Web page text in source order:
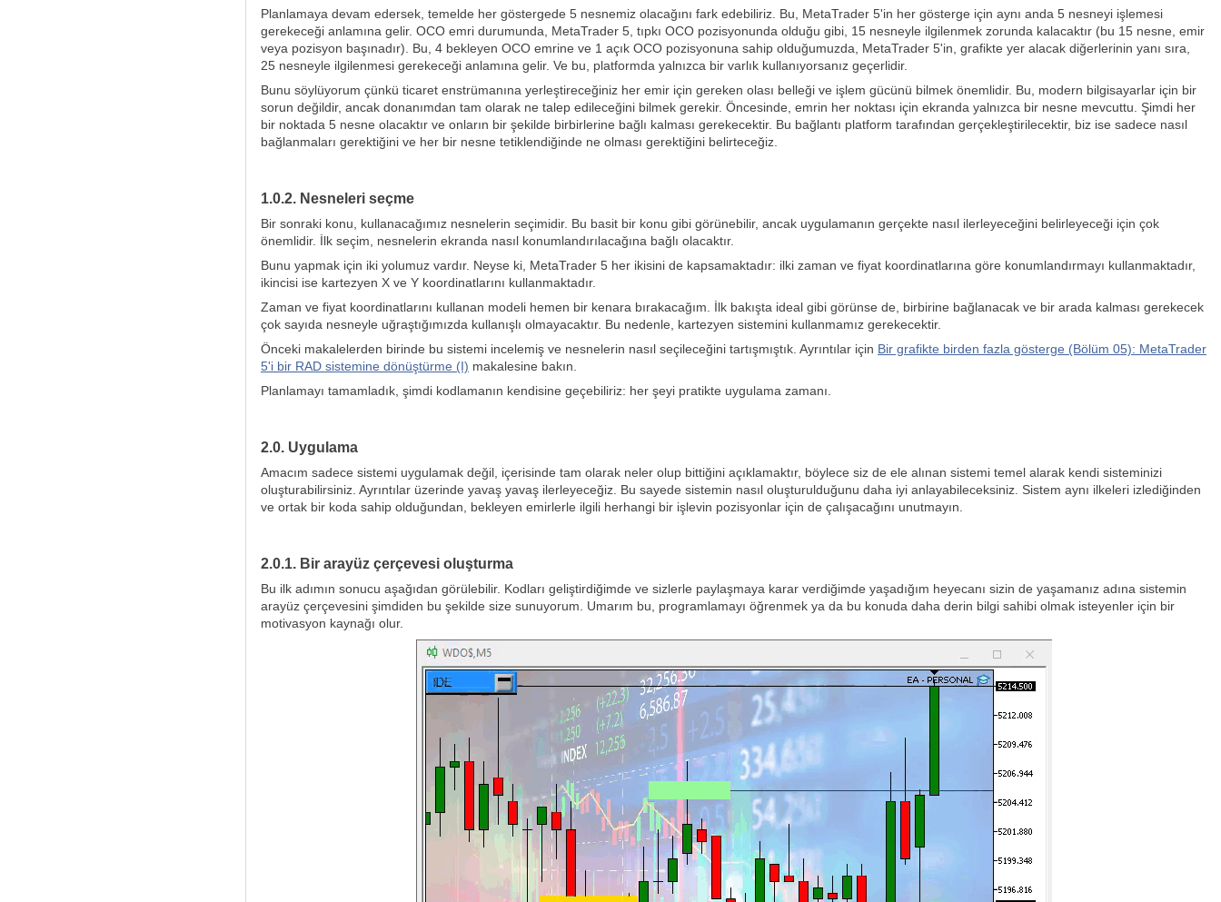
Planlamaya devam edersek, temelde her göstergede 5 nesnemiz olacağını fark edebiliriz. Bu, MetaTrader 5'in her gösterge için aynı anda 5 nesneyi işlemesi
gerekeceği anlamına gelir. OCO emri durumunda, MetaTrader 5, tıpkı OCO pozisyonunda olduğu gibi, 15 nesneyle ilgilenmek zorunda kalacaktır (bu 15 nesne, emir
veya pozisyon başınadır). Bu, 4 bekleyen OCO emrine ve 1 açık OCO pozisyonuna sahip olduğumuzda, MetaTrader 5'in, grafikte yer alacak diğerlerinin yanı sıra,
25 nesneyle ilgilenmesi gerekeceği anlamına gelir. Ve bu, platformda yalnızca bir varlık kullanıyorsanız geçerlidir.
Bunu söylüyorum çünkü ticaret enstrümanına yerleştireceğiniz her emir için gereken olası belleği ve işlem gücünü bilmek önemlidir. Bu, modern bilgisayarlar için bir
sorun değildir, ancak donanımdan tam olarak ne talep edileceğini bilmek gerekir. Öncesinde, emrin her noktası için ekranda yalnızca bir nesne mevcuttu. Şimdi her
bir noktada 5 nesne olacaktır ve onların bir şekilde birbirlerine bağlı kalması gerekecektir. Bu bağlantı platform tarafından gerçekleştirilecektir, biz ise sadece nasıl
bağlanmaları gerektiğini ve her bir nesne tetiklendiğinde ne olması gerektiğini belirteceğiz.
1.0.2. Nesneleri seçme
Bir sonraki konu, kullanacağımız nesnelerin seçimidir. Bu basit bir konu gibi görünebilir, ancak uygulamanın gerçekte nasıl ilerleyeceğini belirleyeceği için çok
önemlidir. İlk seçim, nesnelerin ekranda nasıl konumlandırılacağına bağlı olacaktır.
Bunu yapmak için iki yolumuz vardır. Neyse ki, MetaTrader 5 her ikisini de kapsamaktadır: ilki zaman ve fiyat koordinatlarına göre konumlandırmayı kullanmaktadır,
ikincisi ise kartezyen X ve Y koordinatlarını kullanmaktadır.
Zaman ve fiyat koordinatlarını kullanan modeli hemen bir kenara bırakacağım. İlk bakışta ideal gibi görünse de, birbirine bağlanacak ve bir arada kalması gerekecek
çok sayıda nesneyle uğraştığımızda kullanışlı olmayacaktır. Bu nedenle, kartezyen sistemini kullanmamız gerekecektir.
Önceki makalelerden birinde bu sistemi incelemiş ve nesnelerin nasıl seçileceğini tartışmıştık. Ayrıntılar için Bir grafikte birden fazla gösterge (Bölüm 05): MetaTrader
5'i bir RAD sistemine dönüştürme (I) makalesine bakın.
Planlamayı tamamladık, şimdi kodlamanın kendisine geçebiliriz: her şeyi pratikte uygulama zamanı.
2.0. Uygulama
Amacım sadece sistemi uygulamak değil, içerisinde tam olarak neler olup bittiğini açıklamaktır, böylece siz de ele alınan sistemi temel alarak kendi sisteminizi
oluşturabilirsiniz. Ayrıntılar üzerinde yavaş yavaş ilerleyeceğiz. Bu sayede sistemin nasıl oluşturulduğunu daha iyi anlayabileceksiniz. Sistem aynı ilkeleri izlediğinden
ve ortak bir koda sahip olduğundan, bekleyen emirlerle ilgili herhangi bir işlevin pozisyonlar için de çalışacağını unutmayın.
2.0.1. Bir arayüz çerçevesi oluşturma
Bu ilk adımın sonucu aşağıdan görülebilir. Kodları geliştirdiğimde ve sizlerle paylaşmaya karar verdiğimde yaşadığım heyecanı sizin de yaşamanız adına sistemin
arayüz çerçevesini şimdiden bu şekilde size sunuyorum. Umarım bu, programlamayı öğrenmek ya da bu konuda daha derin bilgi sahibi olmak isteyenler için bir
motivasyon kaynağı olur.